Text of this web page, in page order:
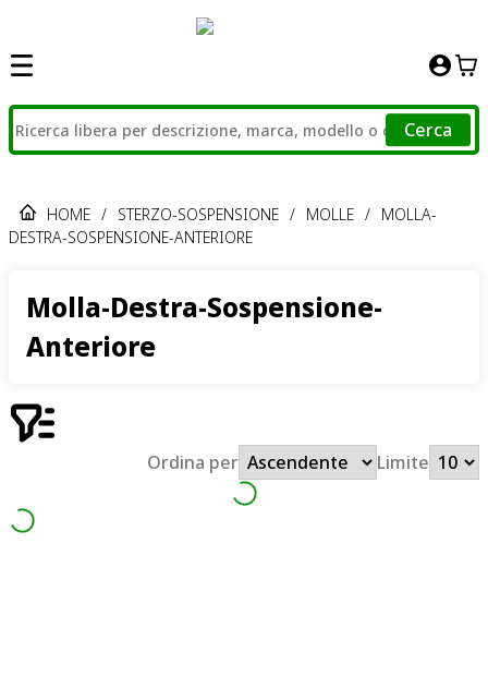
Cerca
HOME / STERZO-SOSPENSIONE / MOLLE / MOLLA-
DESTRA-SOSPENSIONE-ANTERIORE
Molla-Destra-Sospensione-
Anteriore
Ordina per Limite